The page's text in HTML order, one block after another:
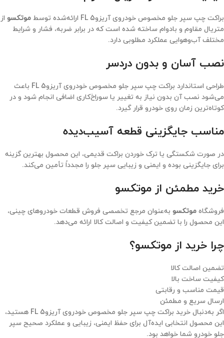
براکت چپ سپر جلو مخصوص خودروی آریزو5 FL ارائه‌شده توسط موتکسو از
متریال مقاوم و بادوام ساخته شده است که در برابر ضربه، فشار و شرایط
مختلف آب‌وهوایی عملکرد مطلوبی دارد.
نصب آسان و بدون دردسر
طراحی استاندارد براکت چپ سپر جلو مخصوص خودروی آریزو5 FL باعث
می‌شود نصب آن بدون نیاز به تغییر یا سوراخ‌کاری اضافی انجام شود و در
کوتاه‌ترین زمان روی خودرو قرار گیرد.
مناسب جایگزینی قطعه آسیب‌دیده
در صورت شکستگی یا ترک خوردن براکت قدیمی، این محصول بهترین گزینه
برای جایگزینی بوده و ایمنی و زیبایی سپر جلو را مجدداً تأمین می‌کند.
خرید مطمئن از موتکسو
فروشگاهموتکسو به‌عنوان مرجع تخصصی فروش قطعات خودروهای چینی،
این محصول را با تضمین کیفیت و اصالت کالا ارائه می‌دهد.
چرا خرید از موتکسو؟
تضمین اصالت کالا
کیفیت ساخت بالا
قیمت مناسب و رقابتی
ارسال سریع و مطمئن
اگر به‌دنبال خرید براکت چپ سپر جلو مخصوص خودروی آریزو5 FL هستید،
این محصول انتخابی ایده‌آل برای حفظ ایمنی، زیبایی و عملکرد صحیح سپر
جلو خودرو شما خواهد بود.